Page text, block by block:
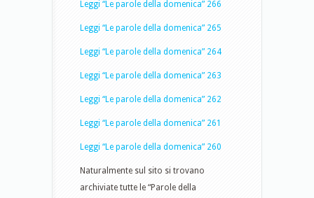
Leggi “Le parole della domenica” 266
Leggi “Le parole della domenica” 265
Leggi “Le parole della domenica” 264
Leggi “Le parole della domenica” 263
Leggi “Le parole della domenica” 262
Leggi “Le parole della domenica” 261
Leggi “Le parole della domenica” 260
Naturalmente sul sito si trovano
archiviate tutte le “Parole della